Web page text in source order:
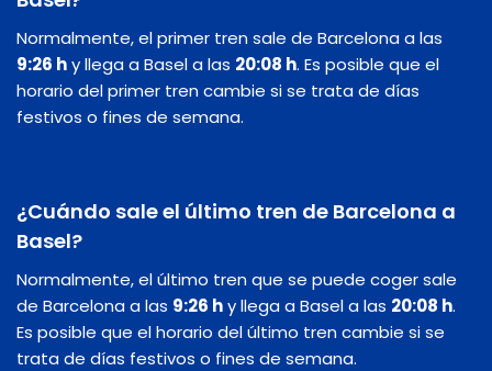
Normalmente, el primer tren sale de Barcelona a las
9:26 hy llega a Basel a las 20:08 h. Es posible que el
horario del primer tren cambie si se trata de días
festivos o fines de semana.
¿Cuándo sale el último tren de Barcelona a
Basel?
Normalmente, el último tren que se puede coger sale
de Barcelona a las 9:26 hy llega a Basel a las 20:08 h.
Es posible que el horario del último tren cambie si se
trata de días festivos o fines de semana.